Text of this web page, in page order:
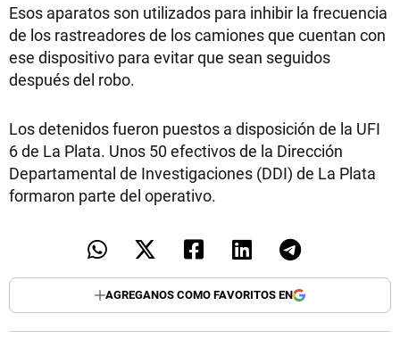
Esos aparatos son utilizados para inhibir la frecuencia
de los rastreadores de los camiones que cuentan con
ese dispositivo para evitar que sean seguidos
después del robo.
Los detenidos fueron puestos a disposición de la UFI
6 de La Plata. Unos 50 efectivos de la Dirección
Departamental de Investigaciones (DDI) de La Plata
formaron parte del operativo.
AGREGANOS COMO FAVORITOS EN